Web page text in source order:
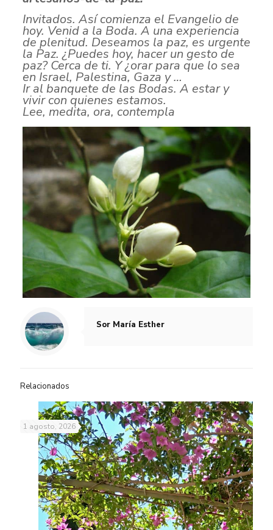
Invitados. Así comienza el Evangelio de
hoy. Venid a la Boda. A una experiencia
deplenitud. Deseamos la paz, es urgente
la Paz. ¿Puedes hoy, hacer un gesto de
paz?Cerca de ti. Y ¿orar para que lo sea
en Israel, Palestina, Gaza y …
Ir al banquete de las Bodas. A estar y
vivir con quienes estamos.
Lee, medita, ora, contempla
Sor María Esther
Relacionados
1 agosto, 2026